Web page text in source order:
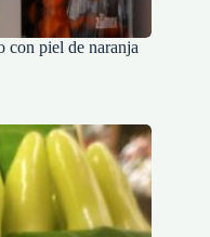
con piel de naranja